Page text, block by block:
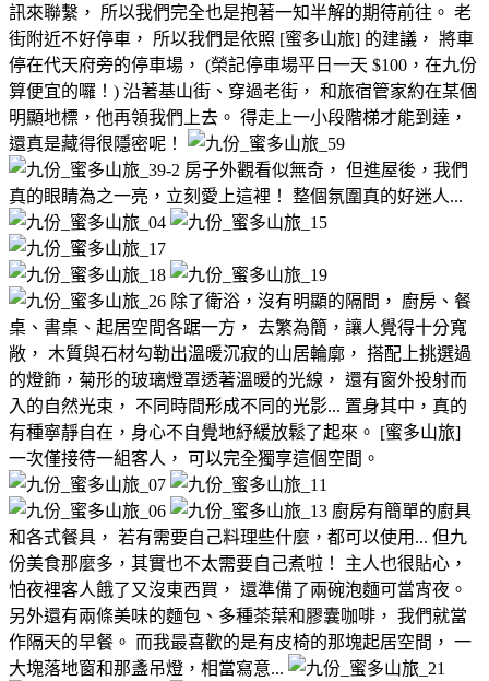
訊來聯繫， 所以我們完全也是抱著一知半解的期待前往。 老
街附近不好停車， 所以我們是依照 [蜜多山旅] 的建議， 將車
停在代天府旁的停車場， (榮記停車場平日一天 $100，在九份
算便宜的囉！) 沿著基山街、穿過老街， 和旅宿管家約在某個
明顯地標，他再領我們上去。 得走上一小段階梯才能到達，
還真是藏得很隱密呢！
房子外觀看似無奇， 但進屋後，我們
真的眼睛為之一亮，立刻愛上這裡！ 整個氛圍真的好迷人...
除了衛浴，沒有明顯的隔間， 廚房、餐
桌、書桌、起居空間各踞一方， 去繁為簡，讓人覺得十分寬
敞， 木質與石材勾勒出溫暖沉寂的山居輪廓， 搭配上挑選過
的燈飾，菊形的玻璃燈罩透著溫暖的光線， 還有窗外投射而
入的自然光束， 不同時間形成不同的光影... 置身其中，真的
有種寧靜自在，身心不自覺地紓緩放鬆了起來。 [蜜多山旅]
一次僅接待一組客人， 可以完全獨享這個空間。
廚房有簡單的廚具
和各式餐具， 若有需要自己料理些什麼，都可以使用... 但九
份美食那麼多，其實也不太需要自己煮啦！ 主人也很貼心，
怕夜裡客人餓了又沒東西買， 還準備了兩碗泡麵可當宵夜。
另外還有兩條美味的麵包、多種茶葉和膠囊咖啡， 我們就當
作隔天的早餐。 而我最喜歡的是有皮椅的那塊起居空間， 一
大塊落地窗和那盞吊燈，相當寫意...